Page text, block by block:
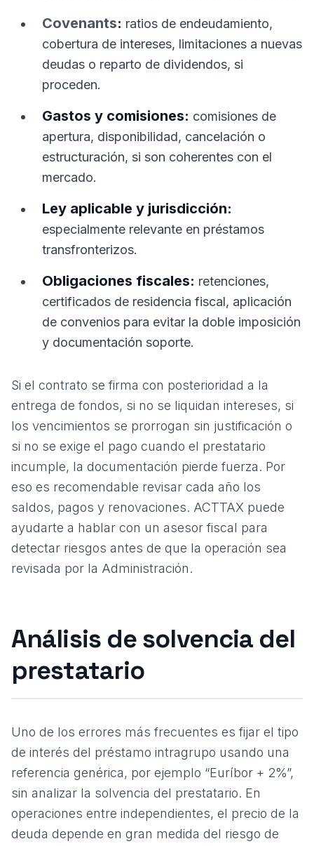
Covenants: ratios de endeudamiento,
cobertura de intereses, limitaciones a nuevas
deudas o reparto de dividendos, si
proceden.
Gastos y comisiones: comisiones de
apertura, disponibilidad, cancelación o
estructuración, si son coherentes con el
mercado.
Ley aplicable y jurisdicción:
especialmente relevante en préstamos
transfronterizos.
Obligaciones fiscales: retenciones,
certificados de residencia fiscal, aplicación
de convenios para evitar la doble imposición
y documentación soporte.
Si el contrato se firma con posterioridad a la
entrega de fondos, si no se liquidan intereses, si
los vencimientos se prorrogan sin justificación o
si no se exige el pago cuando el prestatario
incumple, la documentación pierde fuerza. Por
eso es recomendable revisar cada año los
saldos, pagos y renovaciones. ACTTAX puede
ayudarte a hablar con un asesor fiscal para
detectar riesgos antes de que la operación sea
revisada por la Administración.
Análisis de solvencia del
prestatario
Uno de los errores más frecuentes es fijar el tipo
de interés del préstamo intragrupo usando una
referencia genérica, por ejemplo “Euríbor + 2%”,
sin analizar la solvencia del prestatario. En
operaciones entre independientes, el precio de la
deuda depende en gran medida del riesgo de